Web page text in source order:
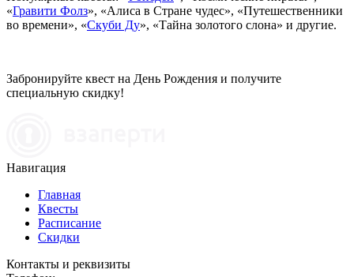
«Гравити Фолз», «Алиса в Стране чудес», «Путешественники
во времени», «Скуби Ду», «Тайна золотого слона» и другие.
Забронируйте квест на День Рождения и получите
специальную скидку!
Навигация
Главная
Квесты
Расписание
Скидки
Контакты и реквизиты